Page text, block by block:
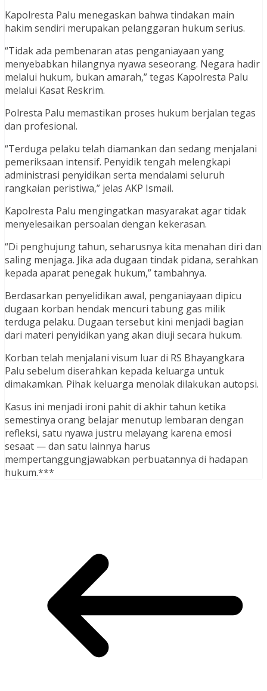
Kapolresta Palu menegaskan bahwa tindakan main
hakim sendiri merupakan pelanggaran hukum serius.
“Tidak ada pembenaran atas penganiayaan yang
menyebabkan hilangnya nyawa seseorang. Negara hadir
melalui hukum, bukan amarah,” tegas Kapolresta Palu
melalui Kasat Reskrim.
Polresta Palu memastikan proses hukum berjalan tegas
dan profesional.
“Terduga pelaku telah diamankan dan sedang menjalani
pemeriksaan intensif. Penyidik tengah melengkapi
administrasi penyidikan serta mendalami seluruh
rangkaian peristiwa,” jelas AKP Ismail.
Kapolresta Palu mengingatkan masyarakat agar tidak
menyelesaikan persoalan dengan kekerasan.
“Di penghujung tahun, seharusnya kita menahan diri dan
saling menjaga. Jika ada dugaan tindak pidana, serahkan
kepada aparat penegak hukum,” tambahnya.
Berdasarkan penyelidikan awal, penganiayaan dipicu
dugaan korban hendak mencuri tabung gas milik
terduga pelaku. Dugaan tersebut kini menjadi bagian
dari materi penyidikan yang akan diuji secara hukum.
Korban telah menjalani visum luar di RS Bhayangkara
Palu sebelum diserahkan kepada keluarga untuk
dimakamkan. Pihak keluarga menolak dilakukan autopsi.
Kasus ini menjadi ironi pahit di akhir tahun ketika
semestinya orang belajar menutup lembaran dengan
refleksi, satu nyawa justru melayang karena emosi
sesaat — dan satu lainnya harus
mempertanggungjawabkan perbuatannya di hadapan
hukum.***